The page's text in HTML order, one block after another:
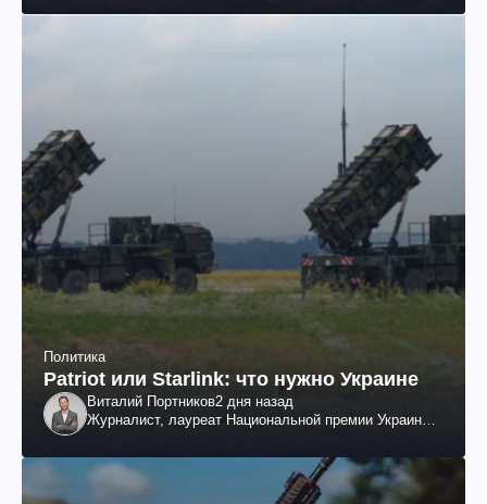
Политика
Patriot или Starlink: что нужно Украине
Виталий Портников2 дня назад
Журналист, лауреат Национальной премии Украины